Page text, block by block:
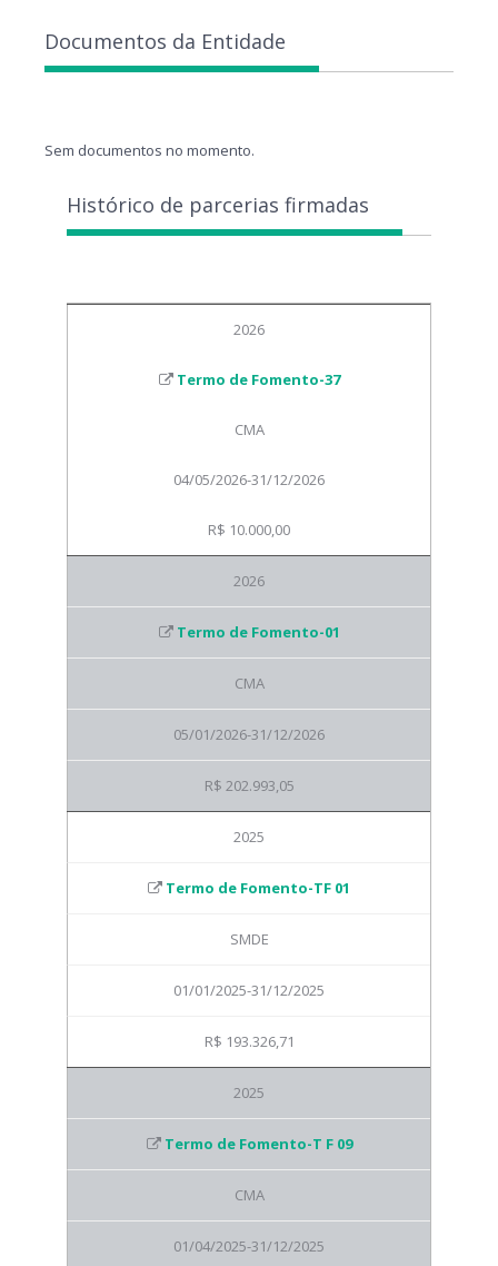
Documentos da Entidade
Sem documentos no momento.
Histórico de parcerias firmadas
2026
Termo de Fomento-37
CMA
04/05/2026-31/12/2026
R$ 10.000,00
2026
Termo de Fomento-01
CMA
05/01/2026-31/12/2026
R$ 202.993,05
2025
Termo de Fomento-TF 01
SMDE
01/01/2025-31/12/2025
R$ 193.326,71
2025
Termo de Fomento-T F 09
CMA
01/04/2025-31/12/2025